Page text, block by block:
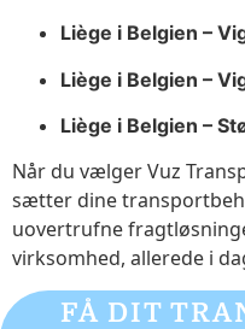
Liège i Belgien –
Liège i Belgien –
Liège i Belgien –
Når du vælger Vuz
sætter dine
uovertrufne
virksomhed, allerede i
FÅ DIT